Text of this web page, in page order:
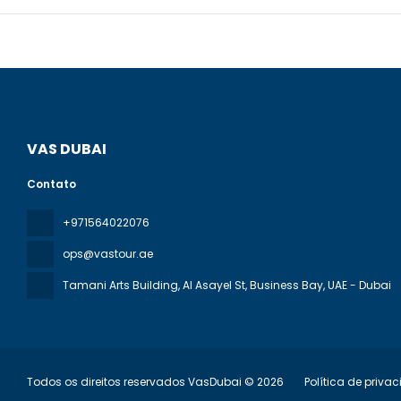
VAS DUBAI
Contato
+971564022076
ops@vastour.ae
Tamani Arts Building, Al Asayel St, Business Bay, UAE - Dubai
Todos os direitos reservados VasDubai © 2026 Política de